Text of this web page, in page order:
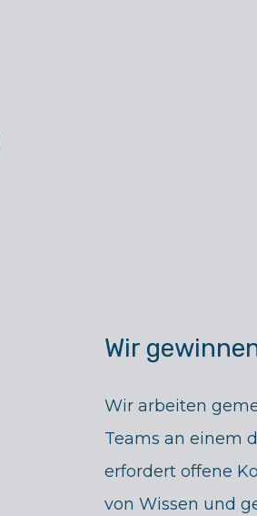
Wir
Wir arbeiten
Teams an einem
erfordert offene
von Wissen und